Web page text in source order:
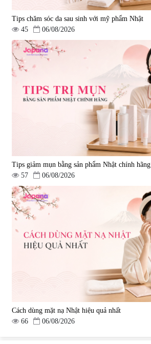
Tips chăm sóc da sau sinh với mỹ phẩm Nhật
45
06/08/2026
Tips giảm mụn bằng sản phẩm Nhật chính hãng
57
06/08/2026
Cách dùng mặt nạ Nhật hiệu quả nhất
66
06/08/2026